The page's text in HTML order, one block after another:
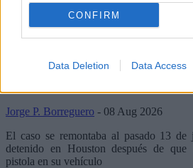
CONFIRM
Data Deletion Data Access
Basket NBAJames Harden
Desestiman el cargo por
Jorge P. Borreguero - 08 Aug 2026
El caso se remontaba al pasado 13
detenido en Houston después de
pistola en su vehículo